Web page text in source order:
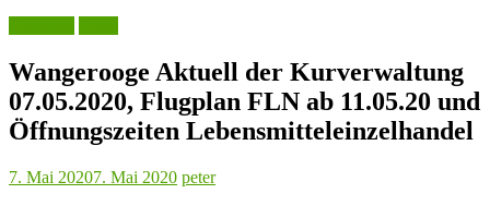
Wangerooge Aktuell der Kurverwaltung
07.05.2020, Flugplan FLN ab 11.05.20 und
Öffnungszeiten Lebensmitteleinzelhandel
7. Mai 20207. Mai 2020 peter